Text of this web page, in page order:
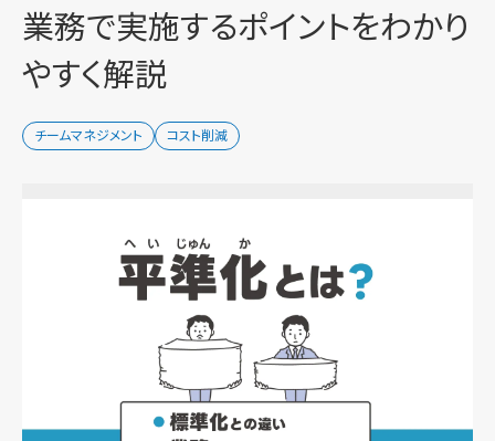
業務で実施するポイントをわかり
やすく解説
チームマネジメント コスト削減